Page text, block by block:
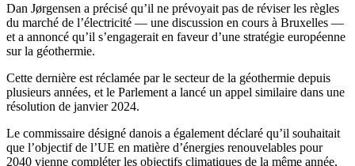
Dan Jørgensen a précisé qu’il ne prévoyait pas de réviser les règles
du marché de l’électricité — une discussion en cours à Bruxelles —
et a annoncé qu’il s’engagerait en faveur d’une stratégie européenne
sur la géothermie.
Cette dernière est réclamée par le secteur de la géothermie depuis
plusieurs années, et le Parlement a lancé un appel similaire dans une
résolution de janvier 2024.
Le commissaire désigné danois a également déclaré qu’il souhaitait
que l’objectif de l’UE en matière d’énergies renouvelables pour
2040 vienne compléter les objectifs climatiques de la même année,